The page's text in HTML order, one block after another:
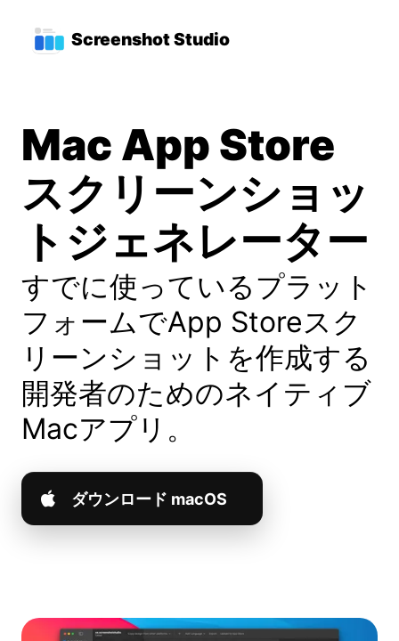
Screenshot Studio
トップレベルナビゲーショ
Mac App Store
スクリーンショッ
トジェネレーター
すでに使っているプラット
フォームでApp Storeスク
リーンショットを作成する
開発者のためのネイティブ
Macアプリ。
ダウンロード macOS